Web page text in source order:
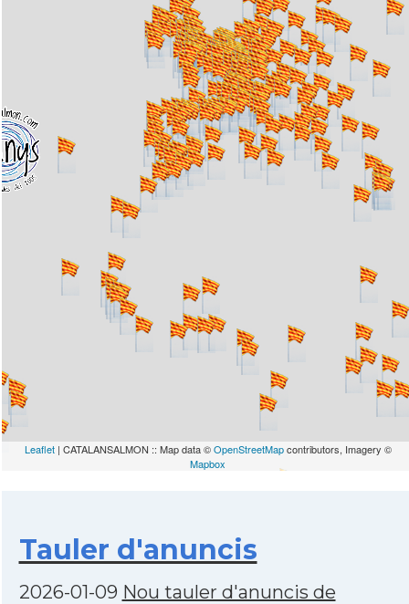
Leaflet| CATALANSALMON :: Map data ©OpenStreetMapcontributors, Imagery ©
Mapbox
Tauler d'anuncis
2026-01-09 Nou tauler d'anuncis de